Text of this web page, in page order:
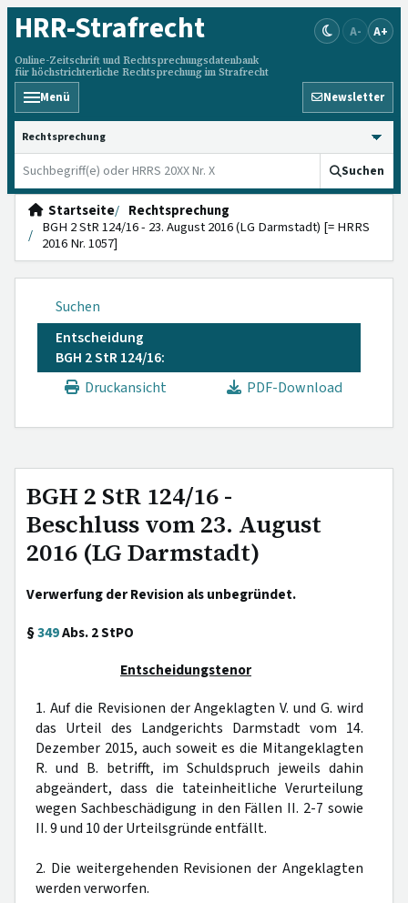
HRR-Strafrecht
Online-Zeitschrift und Rechtsprechungsdatenbank
für höchstrichterliche Rechtsprechung im Strafrecht
A- A+
Menü Newsletter
HRRS durchsuchen
Suchen
Startseite
Rechtsprechung
BGH 2 StR 124/16 - 23. August 2016 (LG Darmstadt) [= HRRS
2016 Nr. 1057]
Suchen
Entscheidung
BGH 2 StR 124/16:
Druckansicht
PDF-Download
BGH 2 StR 124/16 -
Beschluss vom 23. August
2016 (LG Darmstadt)
Verwerfung der Revision als unbegründet.
§349Abs. 2 StPO
Entscheidungstenor
1. Auf die Revisionen der Angeklagten V. und G. wird
das Urteil des Landgerichts Darmstadt vom 14.
Dezember 2015, auch soweit es die Mitangeklagten
R. und B. betrifft, im Schuldspruch jeweils dahin
abgeändert, dass die tateinheitliche Verurteilung
wegen Sachbeschädigung in den Fällen II. 2-7 sowie
II. 9 und 10 der Urteilsgründe entfällt.
2. Die weitergehenden Revisionen der Angeklagten
werden verworfen.